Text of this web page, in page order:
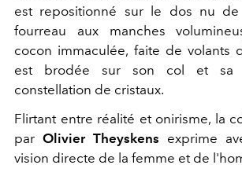
est repositionné sur le dos nu
fourreau aux manches
cocon immaculée, faite de volants
est brodée sur son col et sa
constellation de cristaux.
Flirtant entre réalité et onirisme, la
par Olivier Theyskens exprime
vision directe de la femme et de